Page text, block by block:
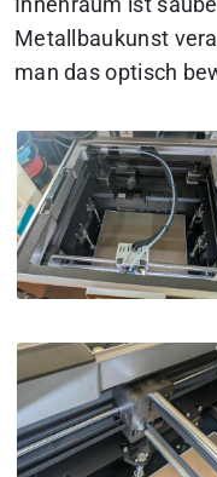
Innenraum ist
Metallbaukunst
man das optisch